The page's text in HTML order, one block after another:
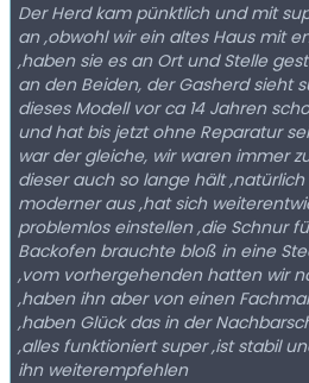
Der Herd kam pünktlich und mit
an ,obwohl wir ein altes Haus mit
,haben sie es an Ort und Stelle
an den Beiden, der Gasherd sieht
dieses Modell vor ca 14 Jahren
und hat bis jetzt ohne Reparatur
war der gleiche, wir waren immer
dieser auch so lange hält
moderner aus ,hat sich
problemlos einstellen ,die Schnur
Backofen brauchte bloß in eine
,vom vorhergehenden hatten wir
,haben ihn aber von einen
,haben Glück das in der
,alles funktioniert super ,ist stabil
ihn weiterempfehlen